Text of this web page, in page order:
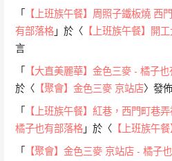
「
【上班族午餐】周照子鐵板燒 西
有部落格 」於〈 【上班族午餐】開
言
「
【大直美麗華】金色三麥 - 橘子
於〈 【聚會】金色三麥 京站店〉發
「
【上班族午餐】紅巷，西門町巷
橘子也有部落格 」於〈 【上班族午
「
【聚會】金色三麥 京站店 - 橘子